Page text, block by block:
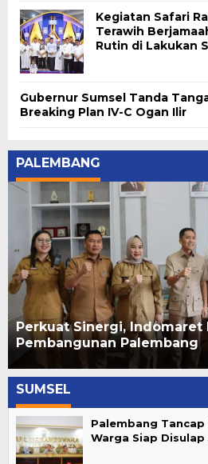
Kegiatan Safari
Terawih
Rutin di Lakukan
Gubernur Sumsel Tanda
Breaking Plan IV-C Ogan Ilir
PALEMBANG
Perkuat Sinergi,
Pembangunan Palembang
SUMSEL
Palembang Tancap
Warga Siap Disulap